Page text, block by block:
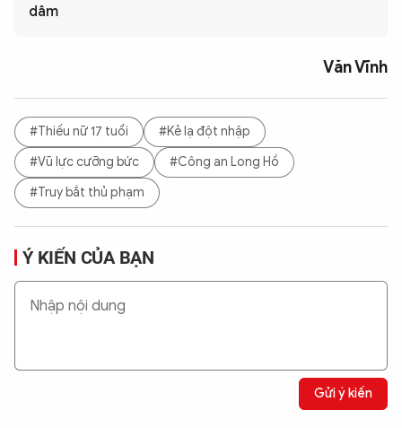
dâm
Văn Vĩnh
#Thiếu nữ 17 tuổi
#Kẻ lạ đột nhập
#Vũ lực cưỡng bức
#Công an Long Hồ
#Truy bắt thủ phạm
Ý KIẾN CỦA BẠN
Gửi ý kiến